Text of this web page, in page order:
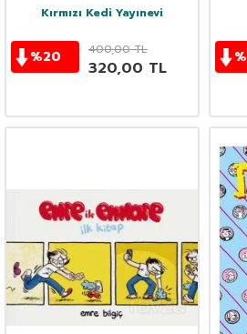
Kırmızı Kedi Yayınevi
%20 400,00TL
320,00 TL
%